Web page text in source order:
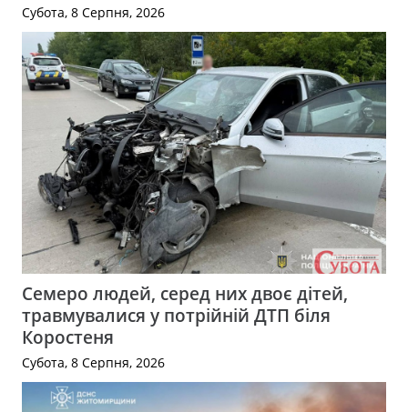
Субота, 8 Серпня, 2026
Семеро людей, серед них двоє дітей,
травмувалися у потрійній ДТП біля
Коростеня
Субота, 8 Серпня, 2026